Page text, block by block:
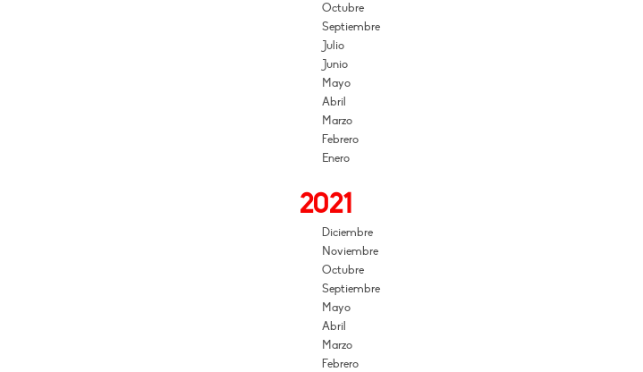
Octubre
Septiembre
Julio
Junio
Mayo
Abril
Marzo
Febrero
Enero
2021
Diciembre
Noviembre
Octubre
Septiembre
Mayo
Abril
Marzo
Febrero